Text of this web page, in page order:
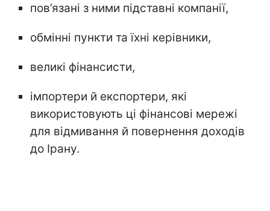
пов’язані з ними підставні компанії,
обмінні пункти та їхні керівники,
великі фінансисти,
імпортери й експортери, які
використовують ці фінансові мережі
для відмивання й повернення доходів
до Ірану.